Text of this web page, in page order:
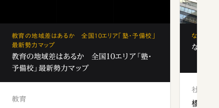
教育の地域差はあるか 全国10エリア「塾・予備校」
最新勢力マップ
教育の地域差はあるか 全国10エリア「塾・
予備校」最新勢力マップ
教育
なぜ「フ
なぜ「
社会
橋本愛